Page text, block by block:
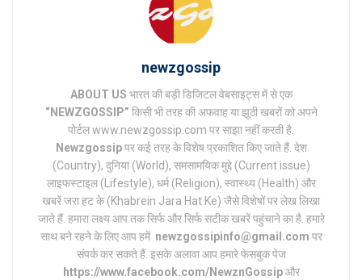
newzgossip
ABOUT US भारत की बड़ी डिजिटल वेबसाइट्स में से एक
“NEWZGOSSIP” किसी भी तरह की अफवाह या झूठी खबरों को अपने
पोर्टल www.newzgossip.com पर साझा नहीं करती है.
Newzgossipपर कई तरह के विशेष प्रकाशित किए जाते हैं. देश
(Country), दुनिया (World), समसामयिक मुद्दे (Current issue)
लाइफस्टाइल (Lifestyle), धर्म (Religion), स्वास्थ्य (Health) और
खबरें जरा हट के (Khabrein Jara Hat Ke) जैसे विशेषों पर लेख लिखा
जाते हैं. हमारा लक्ष्य आप तक सिर्फ और सिर्फ सटीक खबरें पहुंचाने का है. हमारे
साथ बने रहने के लिए आप हमें newzgossipinfo@gmail.com पर
संपर्क कर सकते हैं. इसके अलावा आप हमारे फेसबुक पेज
https://www.facebook.com/NewznGossipऔर